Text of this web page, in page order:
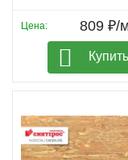
Цена: 809 ₽/
Купить